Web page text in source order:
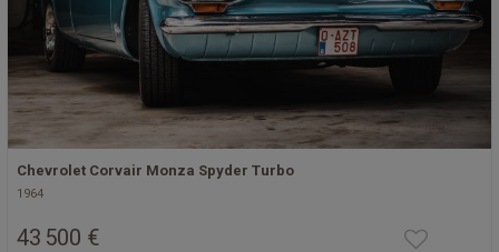
Chevrolet Corvair Monza Spyder Turbo
1964
43 500 €